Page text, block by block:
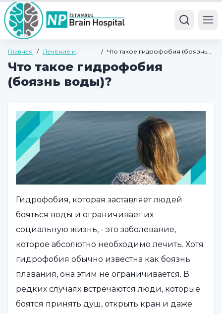
Главная / Лечение и
/ Что такое гидрофобия (боязнь
Что такое гидрофобия
(боязнь воды)?
Гидрофобия, которая заставляет людей
бояться воды и ограничивает их
социальную жизнь, - это заболевание,
которое абсолютно необходимо лечить. Хотя
гидрофобия обычно известна как боязнь
плавания, она этим не ограничивается. В
редких случаях встречаются люди, которые
боятся принять душ, открыть кран и даже